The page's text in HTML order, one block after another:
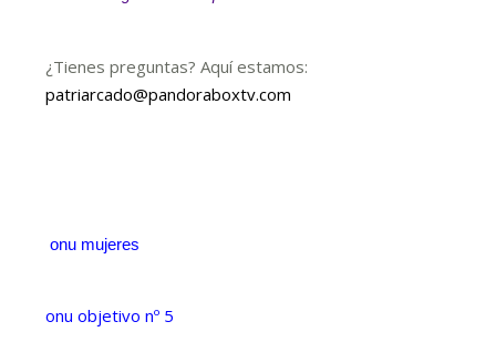
¿Tienes preguntas? Aquí estamos:
patriarcado@pandoraboxtv.com
onu mujeres
onu objetivo nº 5